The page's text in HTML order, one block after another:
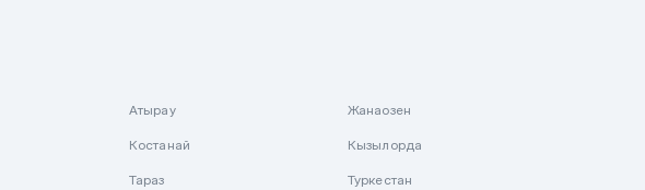
Атырау Жанаозен
Костанай Кызылорда
Тараз Туркестан